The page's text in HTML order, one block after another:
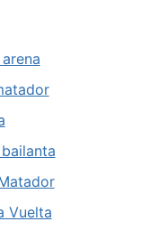
Vuelta